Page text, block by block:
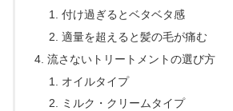
付け過ぎるとベタベタ感
適量を超えると髪の毛が痛む
流さないトリートメントの選び方
オイルタイプ
ミルク・クリームタイプ